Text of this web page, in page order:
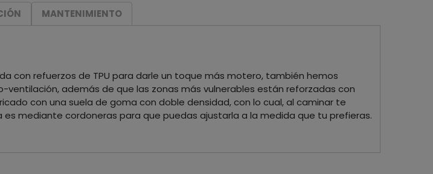
MANTENIMIENTO
con refuerzos de TPU para darle un toque más motero, también hemos
además de que las zonas más vulnerables están reforzadas con
con una suela de goma con doble densidad, con lo cual, al caminar te
mediante cordoneras para que puedas ajustarla a la medida que tu prefieras.